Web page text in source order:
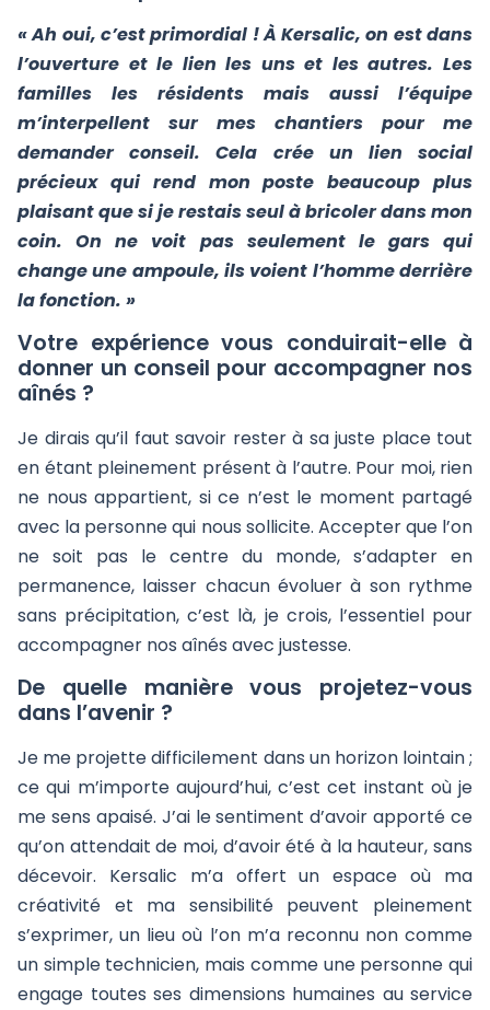
« Ah oui, c’est primordial ! À Kersalic, on est dans
l’ouverture et le lien les uns et les autres. Les
familles les résidents mais aussi l’équipe
m’interpellent sur mes chantiers pour me
demander conseil. Cela crée un lien social
précieux qui rend mon poste beaucoup plus
plaisant que si je restais seul à bricoler dans mon
coin. On ne voit pas seulement le gars qui
change une ampoule, ils voient l’homme derrière
la fonction. »
Votre expérience vous conduirait-elle à
donner un conseil pour accompagner nos
aînés ?
Je dirais qu’il faut savoir rester à sa juste place tout
en étant pleinement présent à l’autre. Pour moi, rien
ne nous appartient, si ce n’est le moment partagé
avec la personne qui nous sollicite. Accepter que l’on
ne soit pas le centre du monde, s’adapter en
permanence, laisser chacun évoluer à son rythme
sans précipitation, c’est là, je crois, l’essentiel pour
accompagner nos aînés avec justesse.
De quelle manière vous projetez-vous
dans l’avenir ?
Je me projette difficilement dans un horizon lointain ;
ce qui m’importe aujourd’hui, c’est cet instant où je
me sens apaisé. J’ai le sentiment d’avoir apporté ce
qu’on attendait de moi, d’avoir été à la hauteur, sans
décevoir. Kersalic m’a offert un espace où ma
créativité et ma sensibilité peuvent pleinement
s’exprimer, un lieu où l’on m’a reconnu non comme
un simple technicien, mais comme une personne qui
engage toutes ses dimensions humaines au service